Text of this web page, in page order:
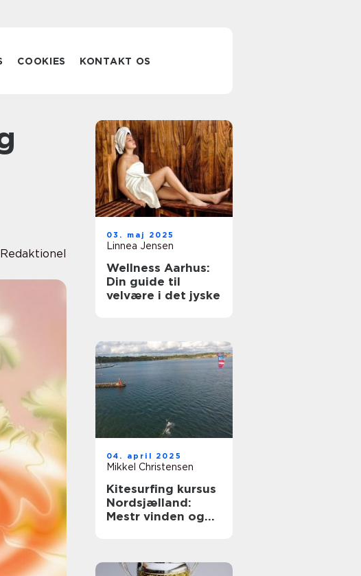
COOKIES KONTAKT OS
Redaktionel
03. maj 2025
Linnea Jensen
Wellness Aarhus:
Din guide til
velvære i det jyske
04. april 2025
Mikkel Christensen
Kitesurfing kursus
Nordsjælland:
Mestr vinden og